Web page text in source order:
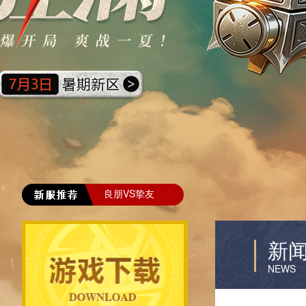
良朋VS挚友
新
NEWS